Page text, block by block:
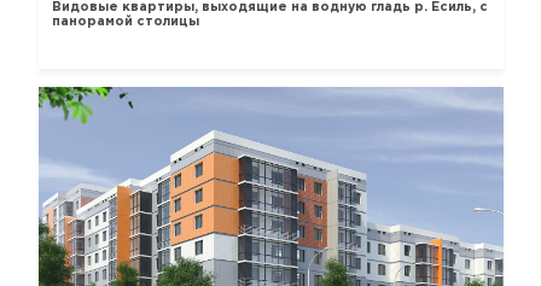
Видовые квартиры, выходящие на водную гладь р. Есиль, с
панорамой столицы